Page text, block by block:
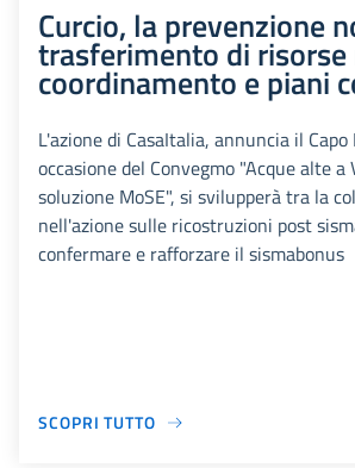
Curcio, la prevenzione
trasferimento di risorse
coordinamento e piani
L'azione di CasaItalia, annuncia il
occasione del Convegmo "Acque alte a
soluzione MoSE", si svilupperà tra la
nell'azione sulle ricostruzioni post
confermare e rafforzare il sismabonus
SCOPRI TUTTO